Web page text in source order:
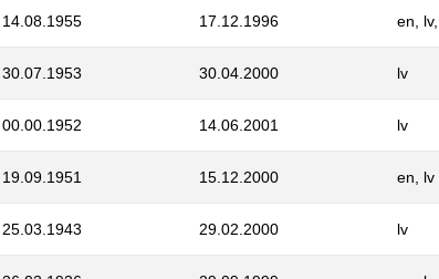
14.08.1955 17.12.1996 en,
30.07.1953 30.04.2000 lv
00.00.1952 14.06.2001 lv
19.09.1951 15.12.2000 en, lv
25.03.1943 29.02.2000 lv